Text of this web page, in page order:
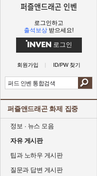
퍼즐앤드래곤 인벤
로그인하고
출석보상 받으세요!
로그인
회원가입 ID/PW 찾기
퍼즐앤드래곤 화제 집중
정보 · 뉴스 모음
자유 게시판
팁과 노하우 게시판
질문과 답변 게시판